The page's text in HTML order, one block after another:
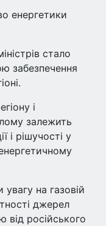
енергетики
стало
забезпечення
і
залежить
і рішучості у
на газовій
джерел
від російського